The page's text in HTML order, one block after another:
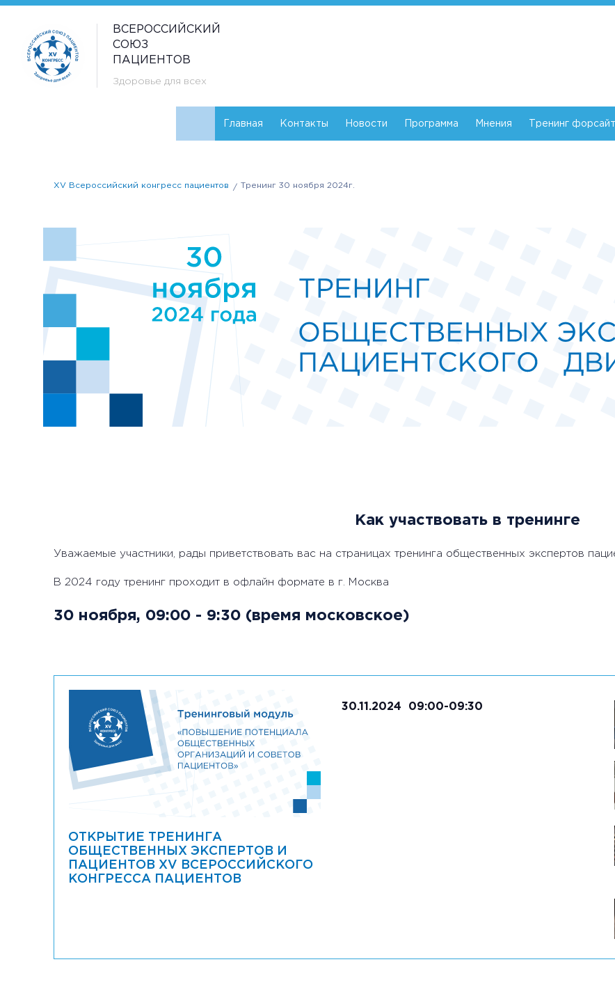
ВСЕРОССИЙСКИЙ
СОЮЗ
ПАЦИЕНТОВ
Здоровье для всех
Главная Контакты Новости Программа Мнения Тренинг форсайт
XV Всероссийский конгресс пациентов Тренинг 30 ноября 2024г.
Как участвовать в тренинге
Уважаемые участники, рады приветствовать вас на страницах тренинга общественных экспертов
В 2024 году тренинг проходит в офлайн формате в г. Москва
30 ноября, 09:00 - 9:30 (время московское)
ОТКРЫТИЕ ТРЕНИНГА
ОБЩЕСТВЕННЫХ ЭКСПЕРТОВ И
ПАЦИЕНТОВ XV ВСЕРОССИЙСКОГО
КОНГРЕССА ПАЦИЕНТОВ
30.11.2024 09:00-09:30